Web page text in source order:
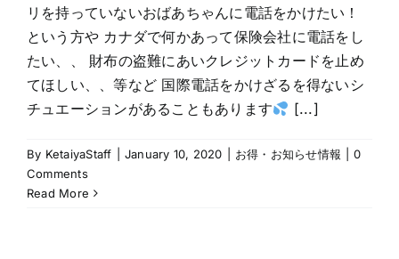
リを持っていないおばあちゃんに電話をかけたい！
という方や カナダで何かあって保険会社に電話をし
たい、、 財布の盗難にあいクレジットカードを止め
てほしい、、等など 国際電話をかけざるを得ないシ
チュエーションがあることもあります
[...]
By KetaiyaStaff January 10, 2020 お得・お知らせ情報
0
Comments
Read More